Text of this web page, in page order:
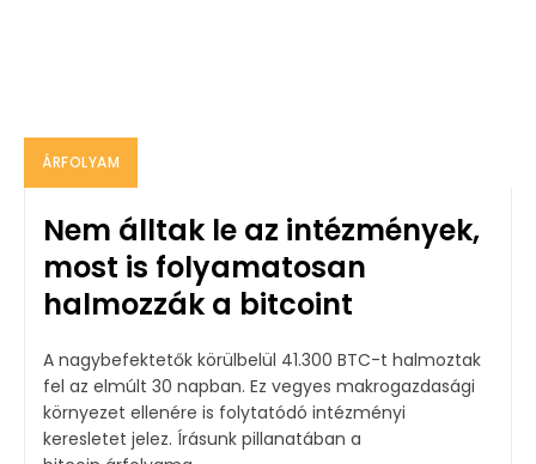
ÁRFOLYAM
Nem álltak le az intézmények,
most is folyamatosan
halmozzák a bitcoint
A nagybefektetők körülbelül 41.300 BTC-t halmoztak
fel az elmúlt 30 napban. Ez vegyes makrogazdasági
környezet ellenére is folytatódó intézményi
keresletet jelez. Írásunk pillanatában a